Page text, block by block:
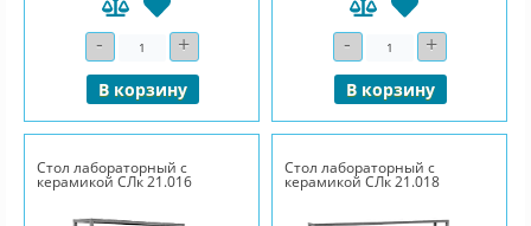
- Количество+
В корзину
- Количество+
В корзину
Стол лабораторный с
керамикой СЛк 21.016
Стол лабораторный с
керамикой СЛк 21.018